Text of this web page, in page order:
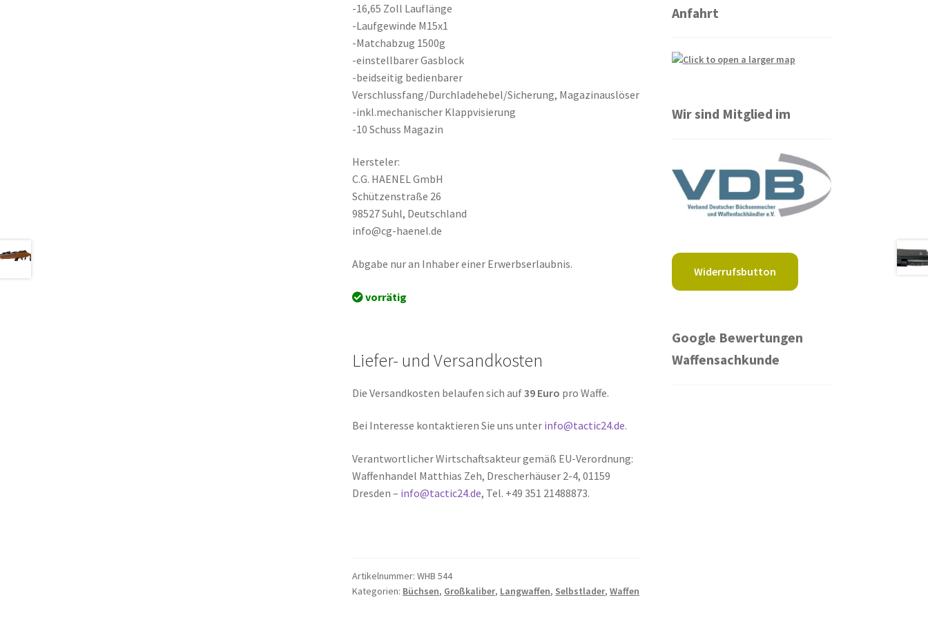
-16,65 Zoll Lauflänge
-Laufgewinde M15x1
-Matchabzug 1500g
-einstellbarer Gasblock
-beidseitig bedienbarer
Verschlussfang/Durchladehebel/Sicherung, Magazinauslöser
-inkl.mechanischer Klappvisierung
-10 Schuss Magazin
Hersteler:
C.G. HAENEL GmbH
Schützenstraße 26
98527 Suhl, Deutschland
info@cg-haenel.de
Abgabe nur an Inhaber einer Erwerbserlaubnis.
vorrätig
Liefer- und Versandkosten
Die Versandkosten belaufen sich auf39 Euro pro Waffe.
Bei Interesse kontaktieren Sie uns unter info@tactic24.de.
Verantwortlicher Wirtschaftsakteur gemäß EU-Verordnung:
Waffenhandel Matthias Zeh, Drescherhäuser 2-4, 01159
Dresden – info@tactic24.de, Tel. +49 351 21488873.
Artikelnummer:WHB 544
Kategorien: Büchsen, Großkaliber, Langwaffen, Selbstlader,Waffen
Anfahrt
Wir sind Mitglied im
Widerrufsbutton
Google Bewertungen
Waffensachkunde